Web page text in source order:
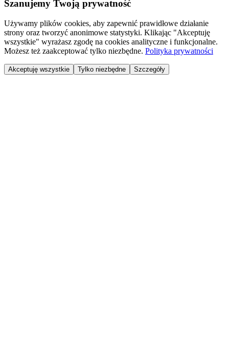
Szanujemy Twoją prywatność
Używamy plików cookies, aby zapewnić prawidłowe działanie
strony oraz tworzyć anonimowe statystyki. Klikając "Akceptuję
wszystkie" wyrażasz zgodę na cookies analityczne i funkcjonalne.
Możesz też zaakceptować tylko niezbędne. Polityka prywatności
Akceptuję wszystkie Tylko niezbędne Szczegóły